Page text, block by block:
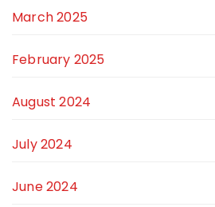
March 2025
February 2025
August 2024
July 2024
June 2024